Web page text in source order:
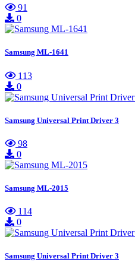
91
0
Samsung ML-1641
113
0
Samsung Universal Print Driver 3
98
0
Samsung ML-2015
114
0
Samsung Universal Print Driver 3